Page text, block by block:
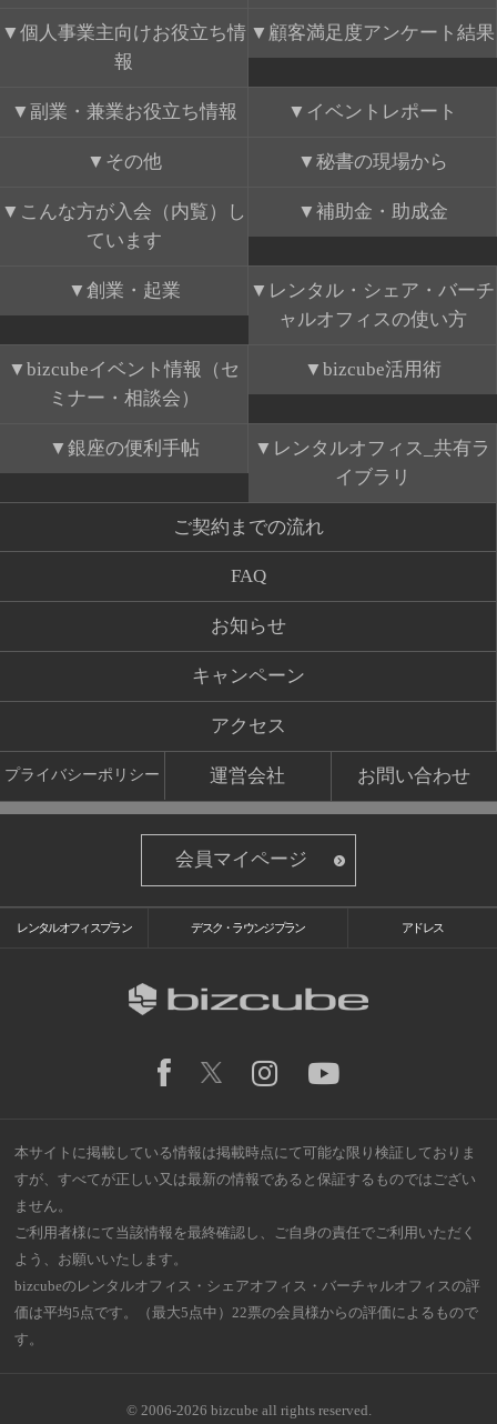
個人事業主向けお役立ち情
報
顧客満足度アンケート結果
副業・兼業お役立ち情報 イベントレポート
その他 秘書の現場から
こんな方が入会（内覧）し
ています
補助金・助成金
創業・起業
レンタル・シェア・バーチ
ャルオフィスの使い方
bizcubeイベント情報（セ
ミナー・相談会）
bizcube活用術
銀座の便利手帖
レンタルオフィス_共有ラ
イブラリ
ご契約までの流れ
FAQ
お知らせ
キャンペーン
アクセス
プライバシーポリシー 運営会社 お問い合わせ
会員マイページ
レンタルオフィスプラン デスク・ラウンジプラン アドレス
本サイトに掲載している情報は掲載時点にて可能な限り検証しておりま
すが、すべてが正しい又は最新の情報であると保証するものではござい
ません。
ご利用者様にて当該情報を最終確認し、ご自身の責任でご利用いただく
よう、お願いいたします。
bizcubeのレンタルオフィス・シェアオフィス・バーチャルオフィスの評
価は平均5点です。（最大5点中）22票の会員様からの評価によるもので
す。
© 2006-2026 bizcube all rights reserved.